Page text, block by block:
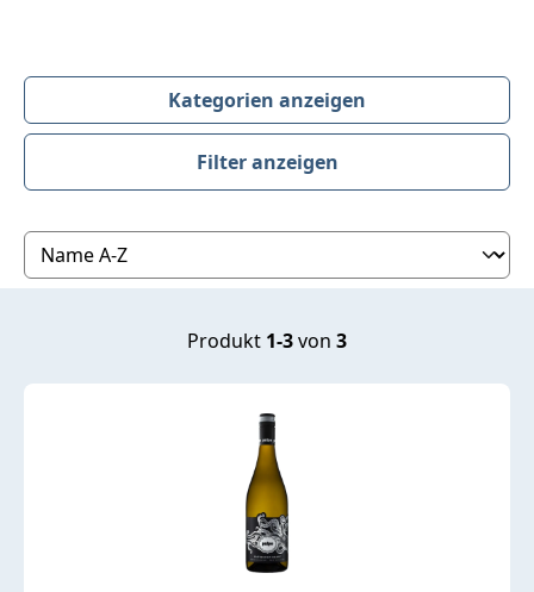
Kategorien anzeigen
Filter anzeigen
Produktübersicht
Produkt 1-3von 3